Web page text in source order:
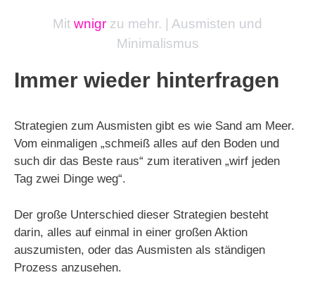
Mit wnigr zu mehr. | Ausmisten und
Minimalismus
Immer wieder hinterfragen
Strategien zum Ausmisten gibt es wie Sand am Meer.
Vom einmaligen „schmeiß alles auf den Boden und
such dir das Beste raus“ zum iterativen „wirf jeden
Tag zwei Dinge weg“.
Der große Unterschied dieser Strategien besteht
darin, alles auf einmal in einer großen Aktion
auszumisten, oder das Ausmisten als ständigen
Prozess anzusehen.